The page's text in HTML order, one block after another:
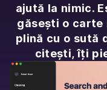
ajută la nimic.
găsești o carte
plină cu o sută
citești, îți